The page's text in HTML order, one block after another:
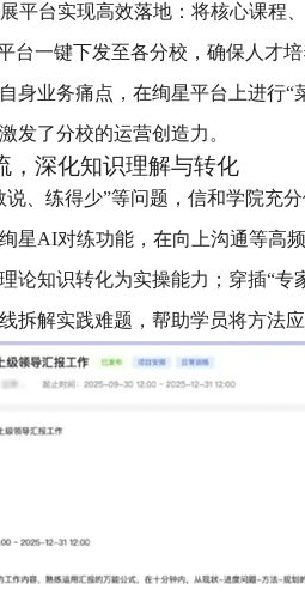
平台实现高效落地：将核心课程
台一键下发至各分校，确保人才
身业务痛点，在绚星平台上进行“
发了分校的运营创造力。
，深化知识理解与转化
说、练得少”等问题，信和学院充
星AI对练功能，在向上沟通等高
论知识转化为实操能力；穿插“专
拆解实践难题，帮助学员将方法